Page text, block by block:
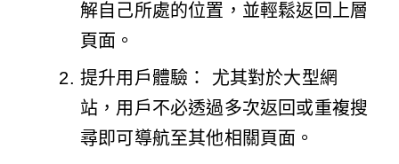
解自己所處的位置，並輕鬆返回上層
頁面。
提升用戶體驗： 尤其對於大型網
站，用戶不必透過多次返回或重複搜
尋即可導航至其他相關頁面。